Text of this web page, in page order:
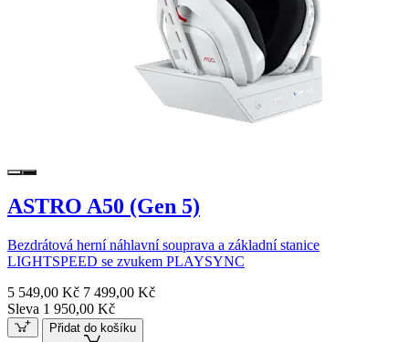
ASTRO A50 (Gen 5)
Bezdrátová herní náhlavní souprava a základní stanice
LIGHTSPEED se zvukem PLAYSYNC
5 549,00 Kč 7 499,00 Kč
Sleva 1 950,00 Kč
Přidat do košíku